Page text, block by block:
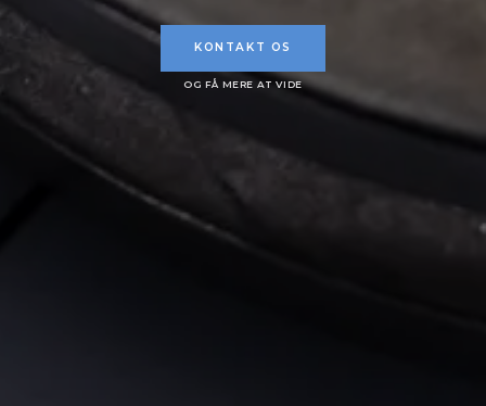
KONTAKT OS
OG FÅ MERE AT VIDE